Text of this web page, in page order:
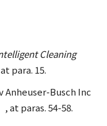
Cleaning
para. 15.
Anheuser-Busch Inc
at paras. 54-58.